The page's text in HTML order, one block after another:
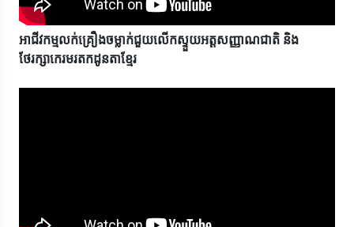
អាជីវកម្មលក់គ្រឿងចម្លាក់ជួយលើកស្ទួយអត្តសញ្ញាណជាតិ និង
ថែរក្សាកេរមរតកដូនតាខ្មែរ